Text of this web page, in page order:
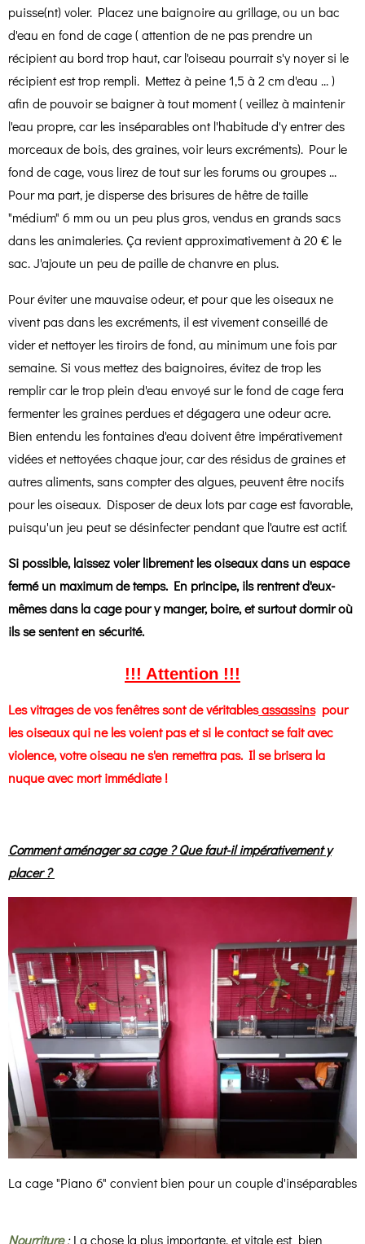
puisse(nt) voler. Placez une baignoire au grillage, ou un bac
d'eau en fond de cage ( attention de ne pas prendre un
récipient au bord trop haut, car l'oiseau pourrait s'y noyer si le
récipient est trop rempli. Mettez à peine 1,5 à 2 cm d'eau ... )
afin de pouvoir se baigner à tout moment ( veillez à maintenir
l'eau propre, car les inséparables ont l'habitude d'y entrer des
morceaux de bois, des graines, voir leurs excréments). Pour le
fond de cage, vous lirez de tout sur les forums ou groupes ...
Pour ma part, je disperse des brisures de hêtre de taille
"médium" 6 mm ou un peu plus gros, vendus en grands sacs
dans les animaleries. Ça revient approximativement à 20 € le
sac. J'ajoute un peu de paille de chanvre en plus.
Pour éviter une mauvaise odeur, et pour que les oiseaux ne
vivent pas dans les excréments, il est vivement conseillé de
vider et nettoyer les tiroirs de fond, au minimum une fois par
semaine. Si vous mettez des baignoires, évitez de trop les
remplir car le trop plein d'eau envoyé sur le fond de cage fera
fermenter les graines perdues et dégagera une odeur acre.
Bien entendu les fontaines d'eau doivent être impérativement
vidées et nettoyées chaque jour, car des résidus de graines et
autres aliments, sans compter des algues, peuvent être nocifs
pour les oiseaux. Disposer de deux lots par cage est favorable,
puisqu'un jeu peut se désinfecter pendant que l'autre est actif.
Si possible, laissez voler librement les oiseaux dans un espace
fermé un maximum de temps. En principe, ils rentrent d'eux-
mêmes dans la cage pour y manger, boire, et surtout dormir où
ils se sentent en sécurité.
!!! Attention !!!
Les vitrages de vos fenêtres sont de véritablesassassinspour
les oiseaux qui ne les voient pas et si le contact se fait avec
violence, votre oiseau ne s'en remettra pas. Il se brisera la
nuque avec mort immédiate !
Comment aménager sa cage ? Que faut-il impérativement y
placer ?
La cage "Piano 6" convient bien pour un couple d'inséparables
Nourriture:La chose la plus importante, et vitale est bien